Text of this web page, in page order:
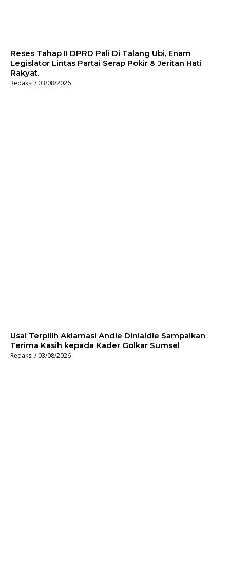
Reses Tahap II DPRD Pali Di Talang Ubi, Enam
Legislator Lintas Partai Serap Pokir & Jeritan Hati
Rakyat.
Redaksi 03/08/2026
Usai Terpilih Aklamasi Andie Dinialdie Sampaikan
Terima Kasih kepada Kader Golkar Sumsel
Redaksi 03/08/2026